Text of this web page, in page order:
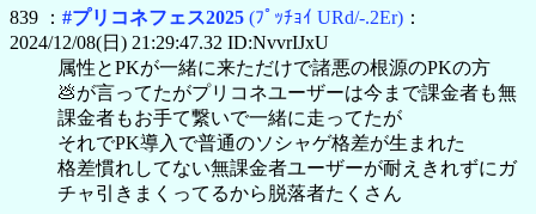
839 ： #プリコネフェス2025 (ﾌﾟｯﾁｮｲ URd/-.2Er) ：
2024/12/08(日) 21:29:47.32 ID:NvvrIJxU
属性とPKが一緒に来ただけで諸悪の根源のPKの方
💩が言ってたがプリコネユーザーは今まで課金者も無
課金者もお手て繋いで一緒に走ってたが
それでPK導入で普通のソシャゲ格差が生まれた
格差慣れしてない無課金者ユーザーが耐えきれずにガ
チャ引きまくってるから脱落者たくさん